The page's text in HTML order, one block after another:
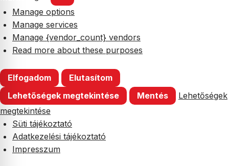
Manage options
Manage services
Manage {vendor_count} vendors
Read more about these purposes
Elfogadom
Elutasítom
Lehetőségek megtekintése
Mentés
Lehetőségek
megtekintése
Süti tájékoztató
Adatkezelési tájékoztató
Impresszum